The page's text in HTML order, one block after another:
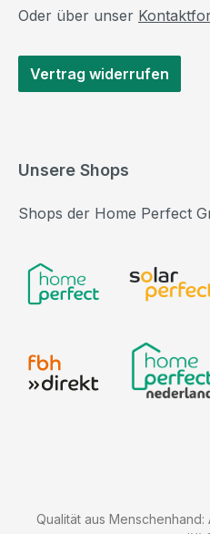
Oder über unser
Vertrag widerrufen
Unsere Shops
Shops der Home Perfect
Qualität aus